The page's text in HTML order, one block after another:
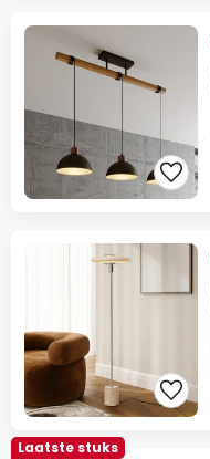
Laatste stuks